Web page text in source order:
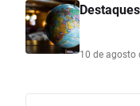
10 de agosto